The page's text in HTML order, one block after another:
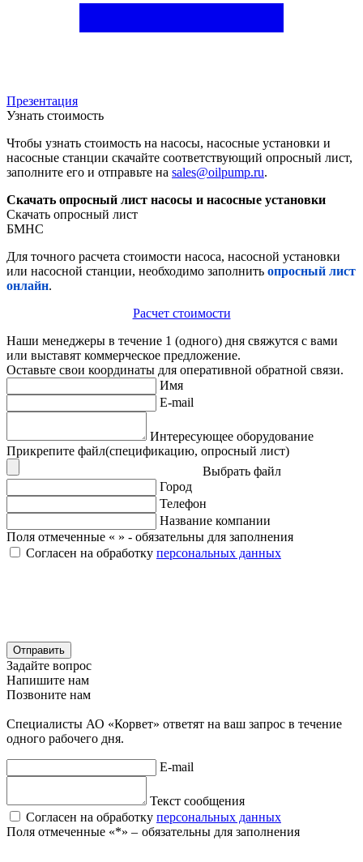
Презентация
Узнать стоимость
Чтобы узнать стоимость на насосы, насосные установки и
насосные станции скачайте соответствующий опросный лист,
заполните его и отправьте на sales@oilpump.ru.
Скачать опросный лист насосы и насосные установки
Скачать опросный лист
БМНС
Для точного расчета стоимости насоса, насосной установки
или насосной станции, необходимо заполнить опросный лист
онлайн.
Расчет стоимости
Наши менеджеры в течение 1 (одного) дня свяжутся с вами
или выставят коммерческое предложение.
Оставьте свои координаты для оперативной обратной связи.
Имя
E-mail
Интересующее оборудование
Прикрепите файл(спецификацию, опросный лист)
Выбрать файл
Город
Телефон
Название компании
Поля отмеченные « » - обязательны для заполнения
Согласен на обработку персональных данных
Отправить
Задайте вопрос
Напишите нам
Позвоните нам
Специалисты АО «Корвет» ответят на ваш запрос в течение
одного рабочего дня.
E-mail
Текст сообщения
Согласен на обработку персональных данных
Поля отмеченные «*» ‒ обязательны для заполнения